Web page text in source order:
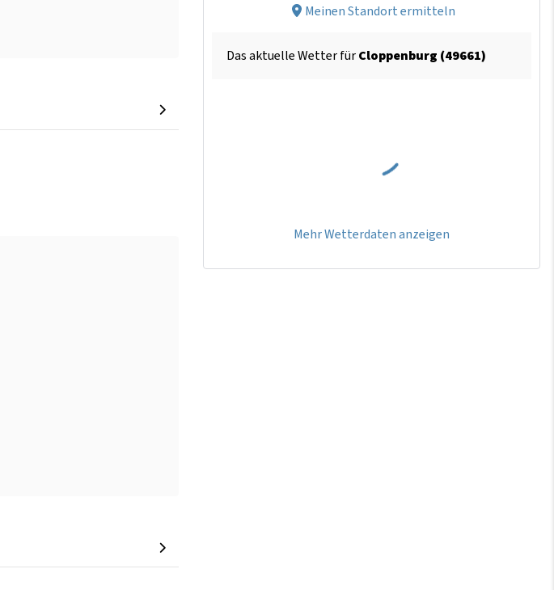
Meinen Standort ermitteln
Das aktuelle Wetter fürCloppenburg (49661)
Mehr Wetterdaten anzeigen